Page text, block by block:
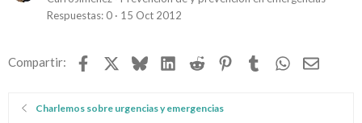
Respuestas 0 15 Oct 2012
Compartir: Facebook BlueskyLinkedIn
Reddit Pinterest
TumblrWhatsApp
Email
Charlemos sobre urgencias y emergencias